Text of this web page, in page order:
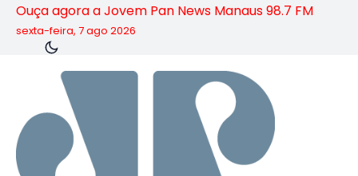
Ouça agora a Jovem Pan News Manaus 98.7 FM
sexta-feira, 7 ago 2026